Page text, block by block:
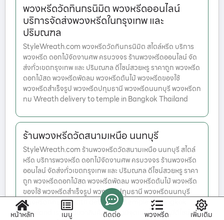
พวงหรีดวัดทินกรนิมิต พวงหรีดออนไลน์
บริการจัดส่งพวงหรีดในกรุงเทพ และ
ปริมณฑล
StyleWreath.com พวงหรีดวัดทินกรนิมิต สไตล์หรีด บริการ
พวงหรีด ดอกไม้จัดงานศพ ครบวงจร ร้านพวงหรีดออนไลน์ จัด
ส่งทั่วเขตกรุงเทพ และ ปริมณฑล ดีไซน์สวยหรู ราคาถูก พวงหรีด
ดอกไม้สด พวงหรีดพัดลม พวงหรีดต้นไม้ พวงหรีดของใช้
พวงหรีดสำเร็จรูป พวงหรีดปทุมธานี พวงหรีดนนทบุรี พวงหรีดก
ทม Wreath delivery to temple in Bangkok Thailand
ร้านพวงหรีดวัดสนามเหนือ นนทบุรี
StyleWreath.com ร้านพวงหรีดวัดสนามเหนือ นนทบุรี สไตล์
หรีด บริการพวงหรีด ดอกไม้จัดงานศพ ครบวงจร ร้านพวงหรีด
ออนไลน์ จัดส่งทั่วเขตกรุงเทพ และ ปริมณฑล ดีไซน์สวยหรู ราคา
ถูก พวงหรีดดอกไม้สด พวงหรีดพัดลม พวงหรีดต้นไม้ พวงหรีด
ของใช้ พวงหรีดสำเร็จรูป พวงหรีดปทุมธานี พวงหรีดนนทบุรี
พวงหรีดกทม Wreath delivery to temple in Bangkok
Thailand เราเชื่อมั่นว่าสินค้าของเรามีจุดเด่น ซึ่งล้วนมีดีไซน์
หน้าหลัก เมนู ติดต่อ พวงหรีด เพิ่มเติม